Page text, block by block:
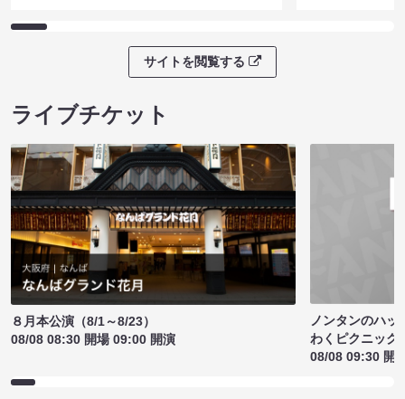
サイトを閲覧する
ライブチケット
８月本公演（8/1～8/23）
08/08 08:30 開場 09:00 開演
ノンタンのハッ
わくピクニック
08/08 09:30 開